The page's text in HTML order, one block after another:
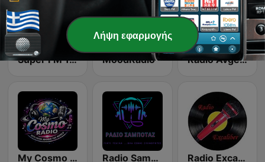
Super FM 101 MoodRadio Radio Avgerinos
My Cosmo Radio Radio Sampotaz Radio Excaliber
Λήψη εφαρμογής